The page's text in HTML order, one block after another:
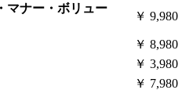
マナー・ボリュー
￥ 9,980
￥ 8,980
￥ 3,980
￥ 7,980